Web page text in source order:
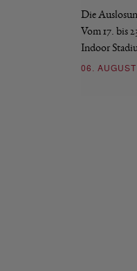
Die
Vom 17. bis
Indoor
06.